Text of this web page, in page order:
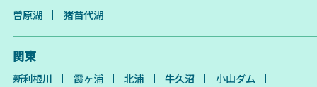
曽原湖
猪苗代湖
関東
新利根川 霞ヶ浦 北浦 牛久沼
小山ダム